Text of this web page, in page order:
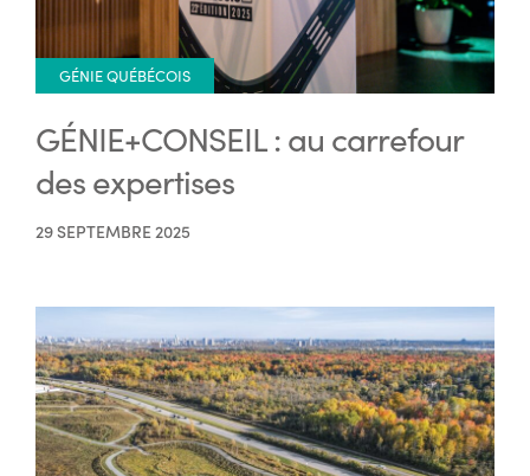
GÉNIE QUÉBÉCOIS
GÉNIE+CONSEIL : au carrefour
des expertises
29 SEPTEMBRE 2025